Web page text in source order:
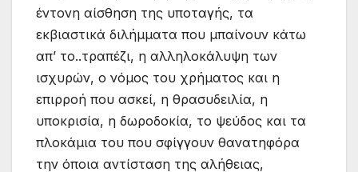
έντονη αίσθηση της υποταγής, τα
εκβιαστικά διλήμματα που μπαίνουν κάτω
απ’ το..τραπέζι, η αλληλοκάλυψη των
ισχυρών, ο νόμος του χρήματος και η
επιρροή που ασκεί, η θρασυδειλία, η
υποκρισία, η δωροδοκία, το ψεύδος και τα
πλοκάμια του που σφίγγουν θανατηφόρα
την όποια αντίσταση της αλήθειας,